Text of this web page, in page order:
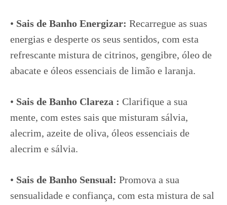
• Sais de Banho Energizar: Recarregue as suas
energias e desperte os seus sentidos, com esta
refrescante mistura de citrinos, gengibre, óleo de
abacate e óleos essenciais de limão e laranja.
• Sais de Banho Clareza : Clarifique a sua
mente, com estes sais que misturam sálvia,
alecrim, azeite de oliva, óleos essenciais de
alecrim e sálvia.
• Sais de Banho Sensual: Promova a sua
sensualidade e confiança, com esta mistura de sal